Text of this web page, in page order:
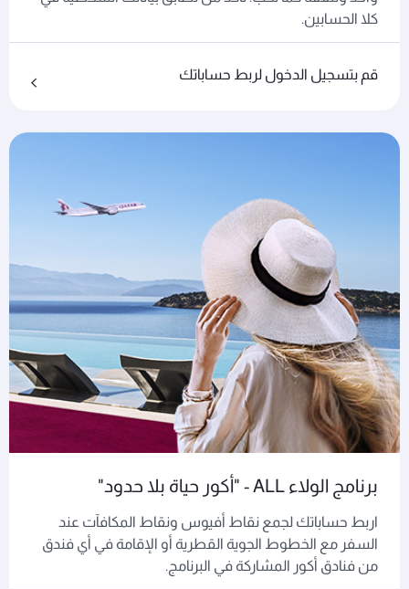
كلا الحسابين.
قم بتسجيل الدخول لربط حساباتك
برنامج الولاء ALL - "أكور حياة بلا حدود"
اربط حساباتك لجمع نقاط أفيوس ونقاط المكافآت عند
السفر مع الخطوط الجوية القطرية أو الإقامة في أي فندق
من فنادق أكور المشاركة في البرنامج.